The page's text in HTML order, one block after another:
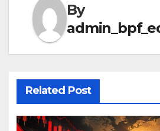
By
Related Post